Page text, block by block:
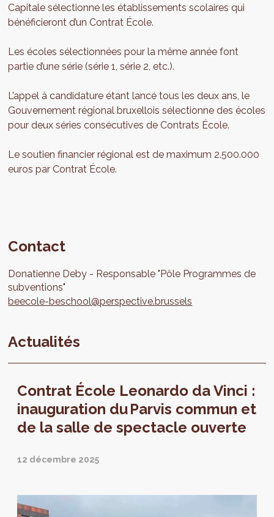
Capitale sélectionne les établissements scolaires qui
bénéficieront d’un Contrat École.
Les écoles sélectionnées pour la même année font
partie d’une série (série 1, série 2, etc.).
L’appel à candidature étant lancé tous les deux ans, le
Gouvernement régional bruxellois sélectionne des écoles
pour deux séries consécutives de Contrats École.
Le soutien financier régional est de maximum 2.500.000
euros par Contrat École.
Contact
Donatienne Deby
Responsable "Pôle Programmes de
subventions"
beecole-beschool@perspective.brussels
Actualités
Contrat École Leonardo da Vinci :
inauguration du Parvis commun et
de la salle de spectacle ouverte
12 décembre 2025